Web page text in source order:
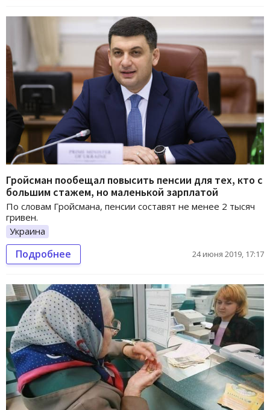
Гройсман пообещал повысить пенсии для тех, кто с
большим стажем, но маленькой зарплатой
По словам Гройсмана, пенсии составят не менее 2 тысяч
гривен.
Украина
Подробнее 24 июня 2019, 17:17